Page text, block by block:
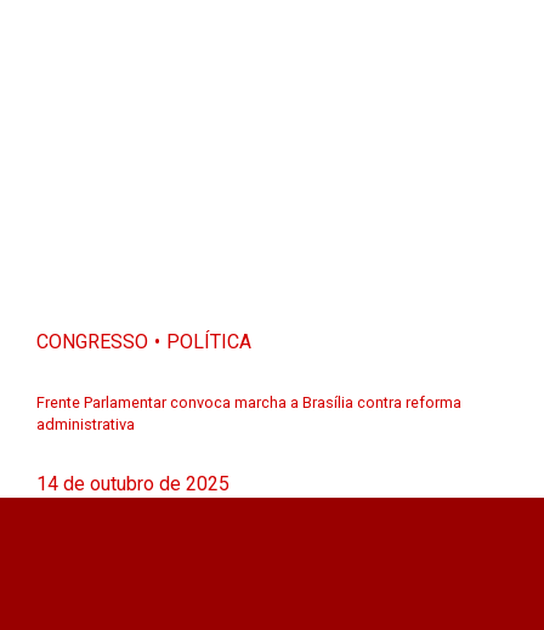
CONGRESSO POLÍTICA
Frente Parlamentar convoca marcha a Brasília contra reforma
administrativa
14 de outubro de 2025